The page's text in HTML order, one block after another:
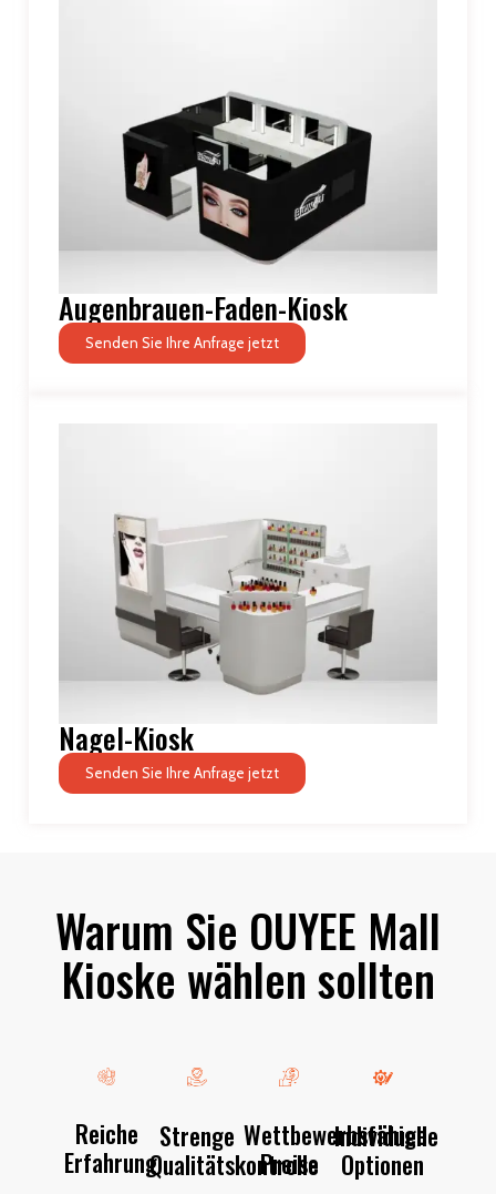
Augenbrauen-Faden-Kiosk
Senden Sie Ihre Anfrage jetzt
Nagel-Kiosk
Senden Sie Ihre Anfrage jetzt
Warum Sie OUYEE Mall
Kioske wählen sollten
Reiche
Erfahrung
Strenge
Qualitätskontrolle
Wettbewerbsfähige
Preise
Individuelle
Optionen